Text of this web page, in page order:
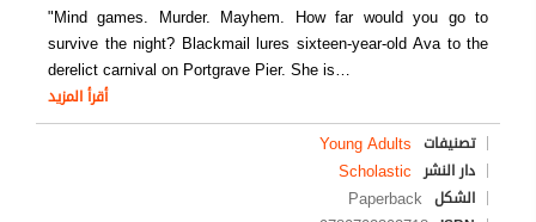
"Mind games. Murder. Mayhem. How far would you go to
survive the night? Blackmail lures sixteen-year-old Ava to the
derelict carnival on Portgrave Pier. She is…
أقرأ المزيد
تصنيفات Young Adults
دار النشر Scholastic
الشكل Paperback